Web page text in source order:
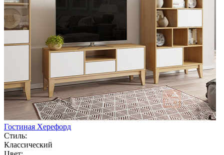
Гостиная Херефорд
Стиль:
Классический